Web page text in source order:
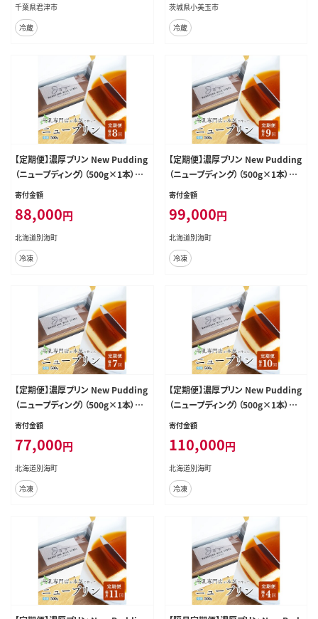
千葉県君津市
冷蔵
茨城県小美玉市
冷蔵
【定期便】濃厚プリン New Pudding
（ニュープディング）（500g×1本）×
8ヶ月【be152-0931-100-8】
寄付金額
88,000円
北海道別海町
冷凍
【定期便】濃厚プリン New Pudding
（ニュープディング）（500g×1本）×
9ヶ月【be152-0931-100-9】
寄付金額
99,000円
北海道別海町
冷凍
【定期便】濃厚プリン New Pudding
（ニュープディング）（500g×1本）×
7ヶ月【be152-0931-100-7】
寄付金額
77,000円
北海道別海町
冷凍
【定期便】濃厚プリン New Pudding
（ニュープディング）（500g×1本）×
10ヶ月【be152-0931-100-10】
寄付金額
110,000円
北海道別海町
冷凍